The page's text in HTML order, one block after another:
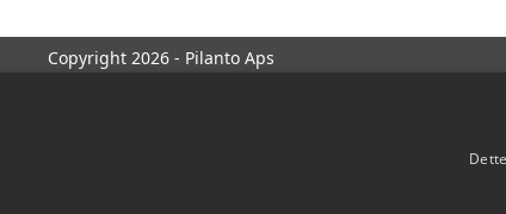
Copyright 2026 - Pilanto Aps